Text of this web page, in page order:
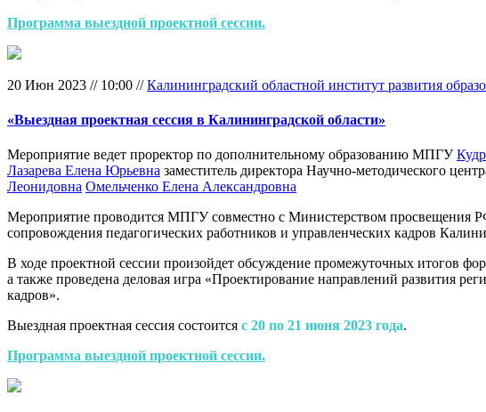
Программа выездной проектной сессии.
20 Июн 2023 //10:00 // Калининградский областной институт развития
«Выездная проектная сессия в Калининградской области»
Мероприятие ведет проректор по дополнительному образованию МПГУ
Лазарева Елена Юрьевна заместитель директора Научно-методического
Леонидовна Омельченко Елена Александровна
Мероприятие проводится МПГУ совместно с Министерством просвещения
сопровождения педагогических работников и управленческих кадров
В ходе проектной сессии произойдет обсуждение промежуточных итогов
а также проведена деловая игра «Проектирование направлений развития
кадров».
Выездная проектная сессия состоится с 20 по 21 июня 2023 года.
Программа выездной проектной сессии.